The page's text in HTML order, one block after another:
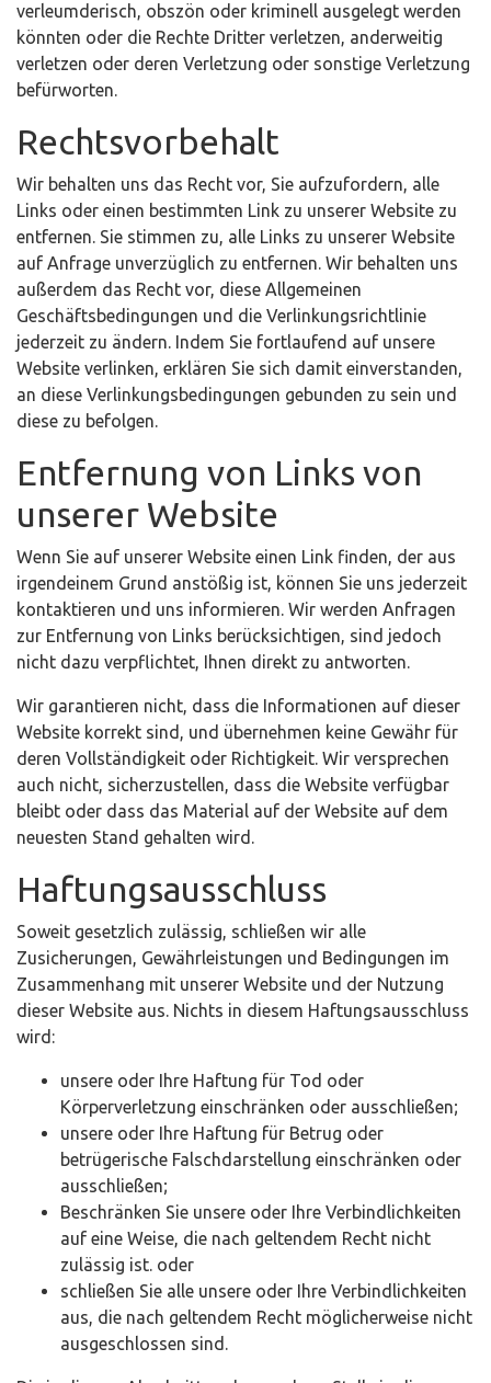
verleumderisch, obszön oder kriminell ausgelegt werden
könnten oder die Rechte Dritter verletzen, anderweitig
verletzen oder deren Verletzung oder sonstige Verletzung
befürworten.
Rechtsvorbehalt
Wir behalten uns das Recht vor, Sie aufzufordern, alle
Links oder einen bestimmten Link zu unserer Website zu
entfernen. Sie stimmen zu, alle Links zu unserer Website
auf Anfrage unverzüglich zu entfernen. Wir behalten uns
außerdem das Recht vor, diese Allgemeinen
Geschäftsbedingungen und die Verlinkungsrichtlinie
jederzeit zu ändern. Indem Sie fortlaufend auf unsere
Website verlinken, erklären Sie sich damit einverstanden,
an diese Verlinkungsbedingungen gebunden zu sein und
diese zu befolgen.
Entfernung von Links von
unserer Website
Wenn Sie auf unserer Website einen Link finden, der aus
irgendeinem Grund anstößig ist, können Sie uns jederzeit
kontaktieren und uns informieren. Wir werden Anfragen
zur Entfernung von Links berücksichtigen, sind jedoch
nicht dazu verpflichtet, Ihnen direkt zu antworten.
Wir garantieren nicht, dass die Informationen auf dieser
Website korrekt sind, und übernehmen keine Gewähr für
deren Vollständigkeit oder Richtigkeit. Wir versprechen
auch nicht, sicherzustellen, dass die Website verfügbar
bleibt oder dass das Material auf der Website auf dem
neuesten Stand gehalten wird.
Haftungsausschluss
Soweit gesetzlich zulässig, schließen wir alle
Zusicherungen, Gewährleistungen und Bedingungen im
Zusammenhang mit unserer Website und der Nutzung
dieser Website aus. Nichts in diesem Haftungsausschluss
wird:
unsere oder Ihre Haftung für Tod oder
Körperverletzung einschränken oder ausschließen;
unsere oder Ihre Haftung für Betrug oder
betrügerische Falschdarstellung einschränken oder
ausschließen;
Beschränken Sie unsere oder Ihre Verbindlichkeiten
auf eine Weise, die nach geltendem Recht nicht
zulässig ist. oder
schließen Sie alle unsere oder Ihre Verbindlichkeiten
aus, die nach geltendem Recht möglicherweise nicht
ausgeschlossen sind.